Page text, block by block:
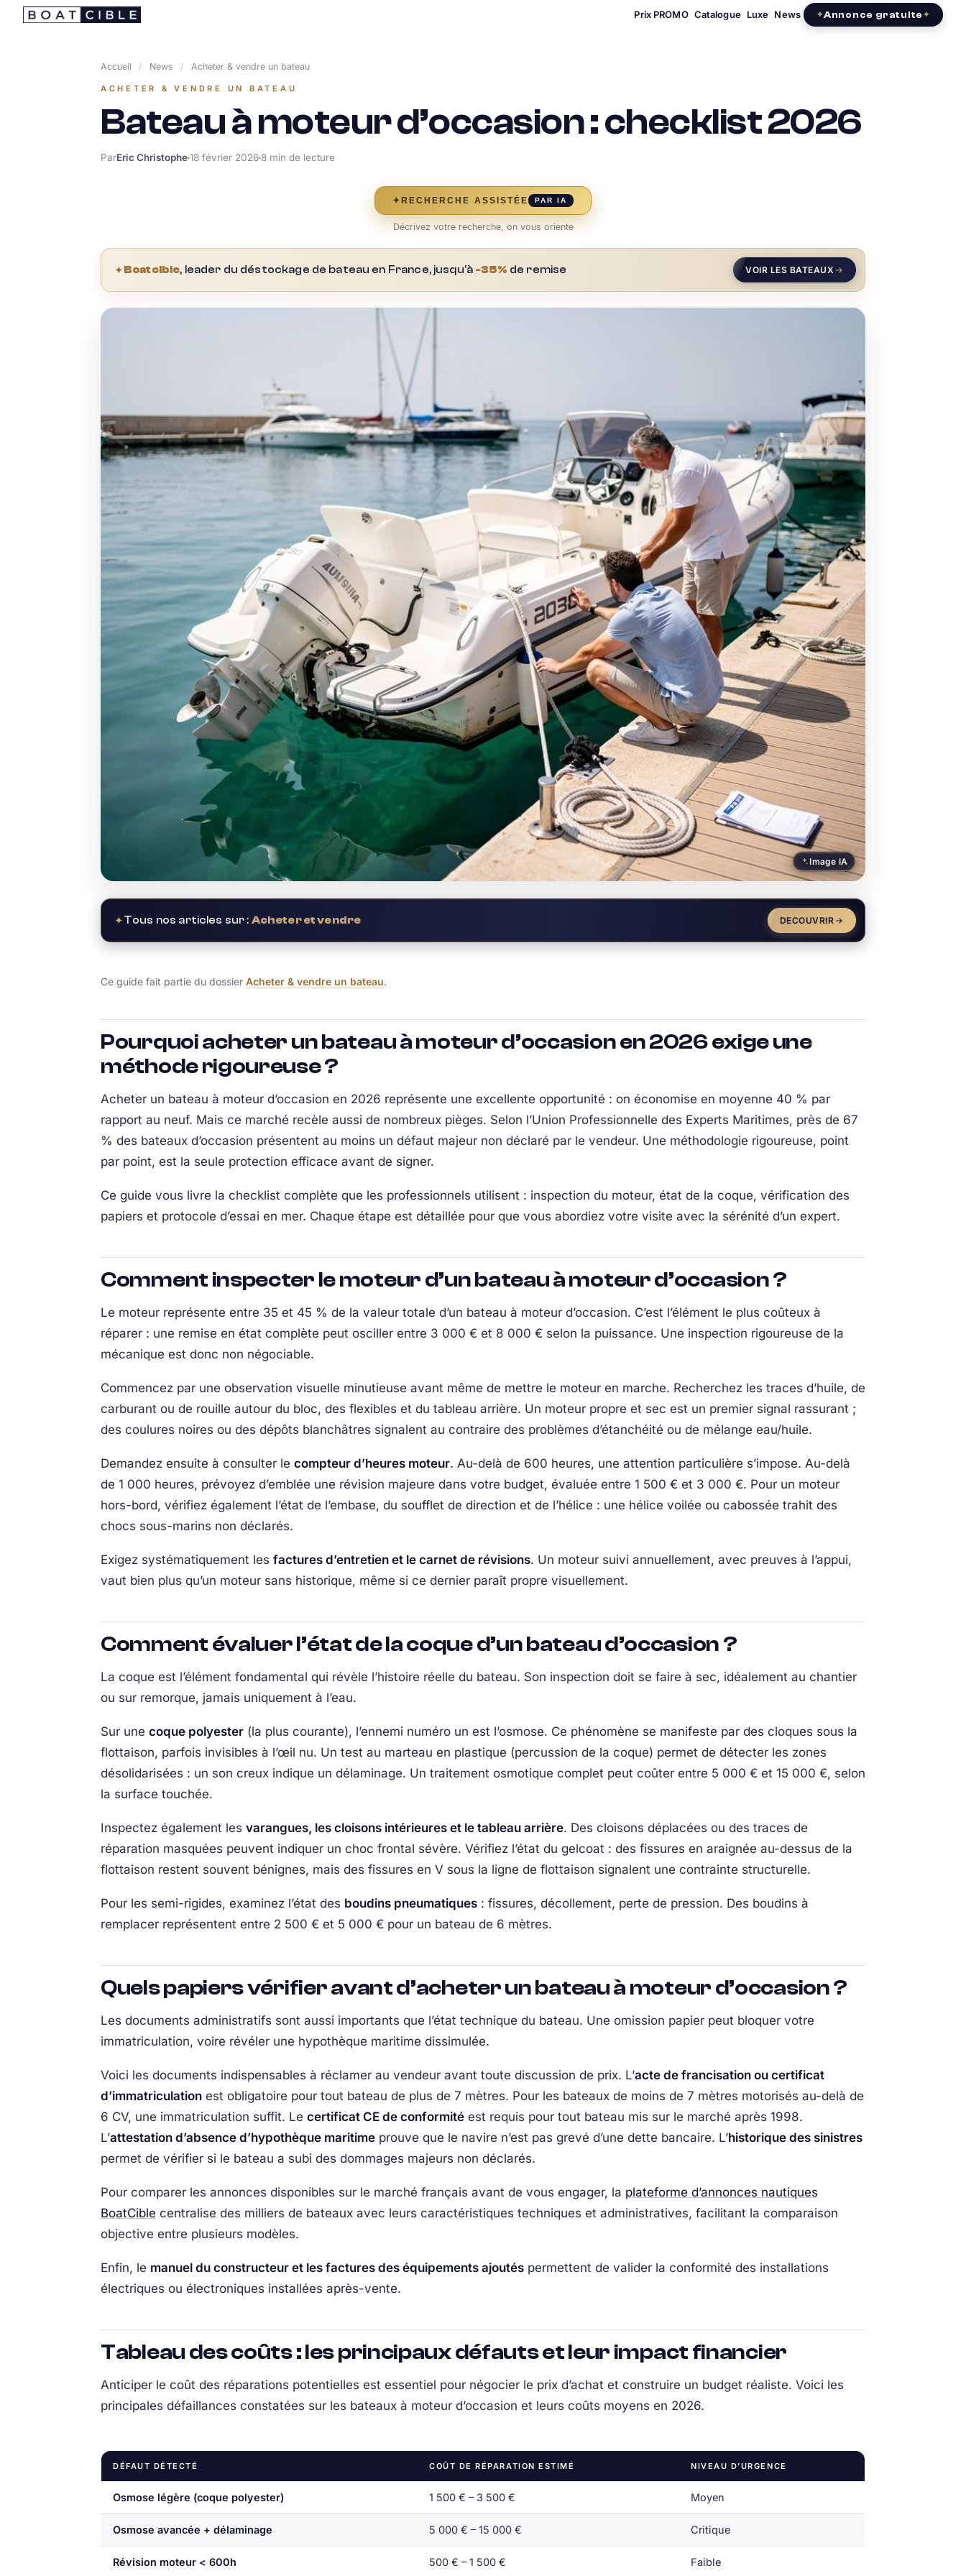
Passer
Prix PROMO Catalogue Luxe News Annonce gratuite
Accueil / News / Acheter & vendre un bateau
ACHETER & VENDRE UN BATEAU
Bateau à moteur d’occasion : checklist 2026
ParEric Christophe18 février 2026 8 min de lecture
✦ RECHERCHE ASSISTÉE PAR IA
Décrivez votre recherche, on vous oriente
✦Boatcible, leader du déstockage de bateau en France, jusqu'à -35% de remise VOIR LES BATEAUX
Image IA
✦Tous nos articles sur : Acheter et vendre DECOUVRIR
Ce guide fait partie du dossier Acheter & vendre un bateau.
Pourquoi acheter un bateau à moteur d’occasion en 2026 exige une
méthode rigoureuse ?
Acheter un bateau à moteur d’occasion en 2026 représente une excellente opportunité : on économise en moyenne 40 % par
rapport au neuf. Mais ce marché recèle aussi de nombreux pièges. Selon l’Union Professionnelle des Experts Maritimes, près de 67
% des bateaux d’occasion présentent au moins un défaut majeur non déclaré par le vendeur. Une méthodologie rigoureuse, point
par point, est la seule protection efficace avant de signer.
Ce guide vous livre la checklist complète que les professionnels utilisent : inspection du moteur, état de la coque, vérification des
papiers et protocole d’essai en mer. Chaque étape est détaillée pour que vous abordiez votre visite avec la sérénité d’un expert.
Comment inspecter le moteur d’un bateau à moteur d’occasion ?
Le moteur représente entre 35 et 45 % de la valeur totale d’un bateau à moteur d’occasion. C’est l’élément le plus coûteux à
réparer : une remise en état complète peut osciller entre 3 000 € et 8 000 € selon la puissance. Une inspection rigoureuse de la
mécanique est donc non négociable.
Commencez par une observation visuelle minutieuse avant même de mettre le moteur en marche. Recherchez les traces d’huile, de
carburant ou de rouille autour du bloc, des flexibles et du tableau arrière. Un moteur propre et sec est un premier signal rassurant ;
des coulures noires ou des dépôts blanchâtres signalent au contraire des problèmes d’étanchéité ou de mélange eau/huile.
Demandez ensuite à consulter le compteur d’heures moteur. Au-delà de 600 heures, une attention particulière s’impose. Au-delà
de 1 000 heures, prévoyez d’emblée une révision majeure dans votre budget, évaluée entre 1 500 € et 3 000 €. Pour un moteur
hors-bord, vérifiez également l’état de l’embase, du soufflet de direction et de l’hélice : une hélice voilée ou cabossée trahit des
chocs sous-marins non déclarés.
Exigez systématiquement les factures d’entretien et le carnet de révisions. Un moteur suivi annuellement, avec preuves à l’appui,
vaut bien plus qu’un moteur sans historique, même si ce dernier paraît propre visuellement.
Comment évaluer l’état de la coque d’un bateau d’occasion ?
La coque est l’élément fondamental qui révèle l’histoire réelle du bateau. Son inspection doit se faire à sec, idéalement au chantier
ou sur remorque, jamais uniquement à l’eau.
Sur une coque polyester (la plus courante), l’ennemi numéro un est l’osmose. Ce phénomène se manifeste par des cloques sous la
flottaison, parfois invisibles à l’œil nu. Un test au marteau en plastique (percussion de la coque) permet de détecter les zones
désolidarisées : un son creux indique un délaminage. Un traitement osmotique complet peut coûter entre 5 000 € et 15 000 €, selon
la surface touchée.
Inspectez également les varangues, les cloisons intérieures et le tableau arrière. Des cloisons déplacées ou des traces de
réparation masquées peuvent indiquer un choc frontal sévère. Vérifiez l’état du gelcoat : des fissures en araignée au-dessus de la
flottaison restent souvent bénignes, mais des fissures en V sous la ligne de flottaison signalent une contrainte structurelle.
Pour les semi-rigides, examinez l’état des boudins pneumatiques : fissures, décollement, perte de pression. Des boudins à
remplacer représentent entre 2 500 € et 5 000 € pour un bateau de 6 mètres.
Quels papiers vérifier avant d’acheter un bateau à moteur d’occasion ?
Les documents administratifs sont aussi importants que l’état technique du bateau. Une omission papier peut bloquer votre
immatriculation, voire révéler une hypothèque maritime dissimulée.
Voici les documents indispensables à réclamer au vendeur avant toute discussion de prix. L’acte de francisation ou certificat
d’immatriculation est obligatoire pour tout bateau de plus de 7 mètres. Pour les bateaux de moins de 7 mètres motorisés au-delà de
6 CV, une immatriculation suffit. Le certificat CE de conformité est requis pour tout bateau mis sur le marché après 1998.
L’attestation d’absence d’hypothèque maritime prouve que le navire n’est pas grevé d’une dette bancaire. L’historique des sinistres
permet de vérifier si le bateau a subi des dommages majeurs non déclarés.
Pour comparer les annonces disponibles sur le marché français avant de vous engager, la plateforme d’annonces nautiques
BoatCible centralise des milliers de bateaux avec leurs caractéristiques techniques et administratives, facilitant la comparaison
objective entre plusieurs modèles.
Enfin, le manuel du constructeur et les factures des équipements ajoutés permettent de valider la conformité des installations
électriques ou électroniques installées après-vente.
Tableau des coûts : les principaux défauts et leur impact financier
Anticiper le coût des réparations potentielles est essentiel pour négocier le prix d’achat et construire un budget réaliste. Voici les
principales défaillances constatées sur les bateaux à moteur d’occasion et leurs coûts moyens en 2026.
DÉFAUT DÉTECTÉ COÛT DE RÉPARATION ESTIMÉ NIVEAU D’URGENCE
Osmose légère (coque polyester) 1 500 € – 3 500 € Moyen
Osmose avancée + délaminage 5 000 € – 15 000 € Critique
Révision moteur < 600h 500 € – 1 500 € Faible